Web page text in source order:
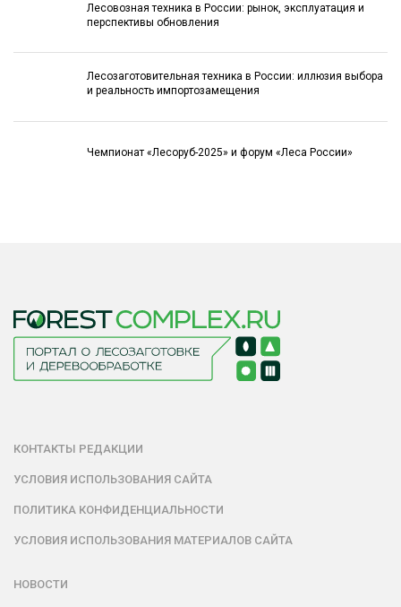
Лесовозная техника в России: рынок, эксплуатация и
перспективы обновления
Лесозаготовительная техника в России: иллюзия выбора
и реальность импортозамещения
Чемпионат «Лесоруб-2025» и форум «Леса России»
КОНТАКТЫ РЕДАКЦИИ
УСЛОВИЯ ИСПОЛЬЗОВАНИЯ САЙТА
ПОЛИТИКА КОНФИДЕНЦИАЛЬНОСТИ
УСЛОВИЯ ИСПОЛЬЗОВАНИЯ МАТЕРИАЛОВ САЙТА
НОВОСТИ